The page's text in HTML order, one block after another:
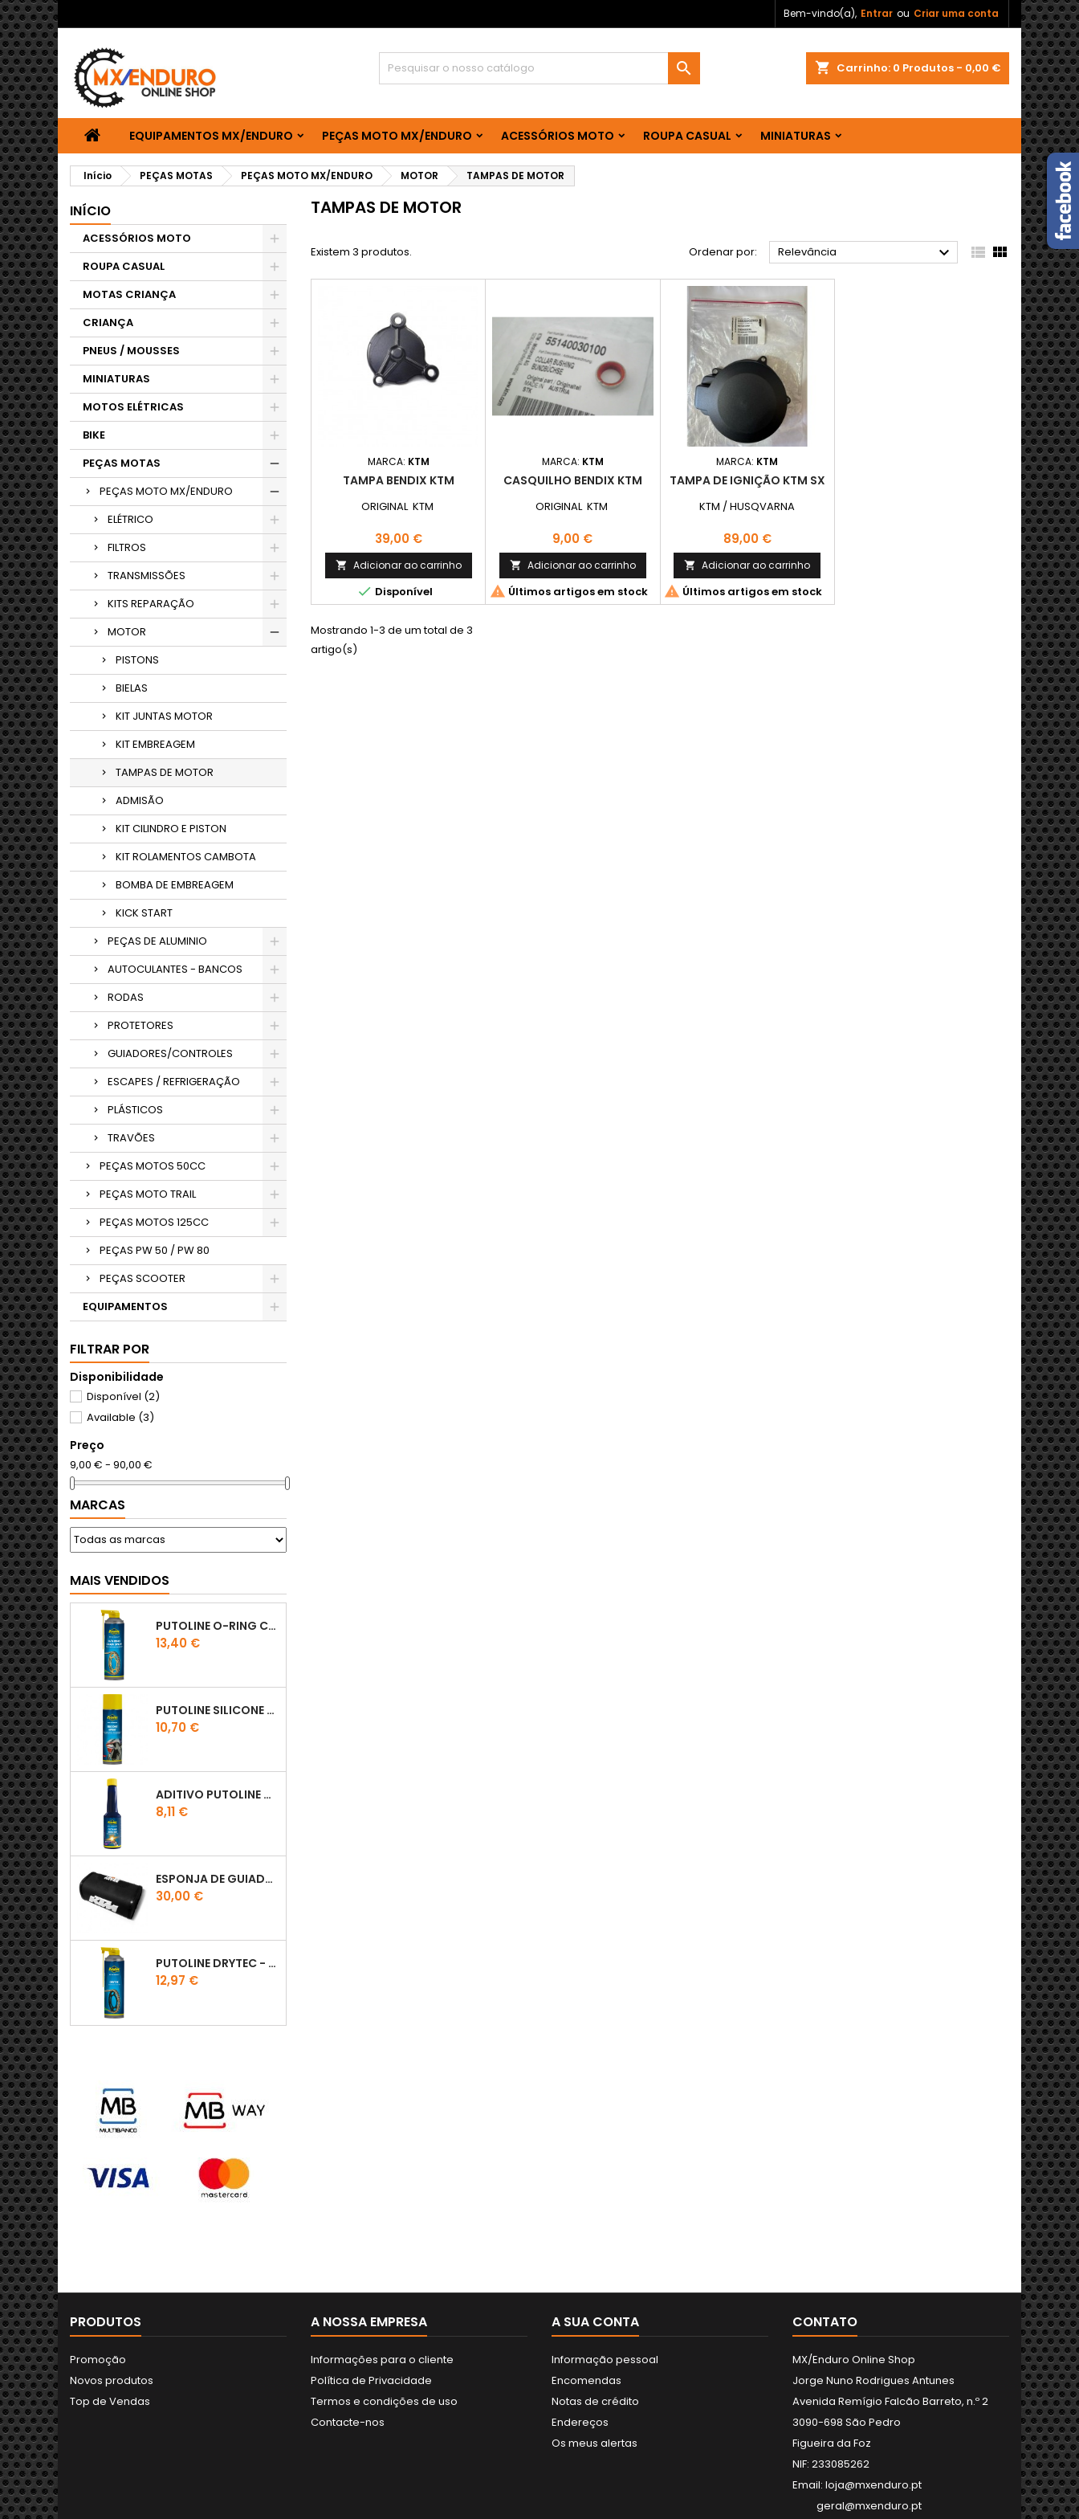
Bem-vindo(a), Entrar ou Criar uma conta
shopping_cart Carrinho: 0 Produtos - 0,00 €

EQUIPAMENTOS MX/ENDURO PEÇAS MOTO MX/ENDURO ACESSÓRIOS MOTO ROUPA CASUAL MINIATURAS
Início PEÇAS MOTAS PEÇAS MOTO MX/ENDURO MOTOR TAMPAS DE MOTOR
INÍCIO
ACESSÓRIOS MOTO
ROUPA CASUAL
MOTAS CRIANÇA
CRIANÇA
PNEUS / MOUSSES
MINIATURAS
MOTOS ELÉTRICAS
BIKE
PEÇAS MOTAS
PEÇAS MOTO MX/ENDURO
ELÉTRICO
FILTROS
TRANSMISSÕES
KITS REPARAÇÃO
MOTOR
PISTONS
BIELAS
KIT JUNTAS MOTOR
KIT EMBREAGEM
TAMPAS DE MOTOR
ADMISÃO
KIT CILINDRO E PISTON
KIT ROLAMENTOS CAMBOTA
BOMBA DE EMBREAGEM
KICK START
PEÇAS DE ALUMINIO
AUTOCULANTES - BANCOS
RODAS
PROTETORES
GUIADORES/CONTROLES
ESCAPES / REFRIGERAÇÃO
PLÁSTICOS
TRAVÕES
PEÇAS MOTOS 50CC
PEÇAS MOTO TRAIL
PEÇAS MOTOS 125CC
PEÇAS PW 50 / PW 80
PEÇAS SCOOTER
EQUIPAMENTOS
FILTRAR POR
Disponibilidade
Disponível (2)
Available (3)
Preço
9,00 € - 90,00 €
MARCAS
MAIS VENDIDOS
PUTOLINE O-RING CHAIN LUBE - SPRAY CORRENTE - 0,5 LT
Preço
13,40 €
PUTOLINE SILICONE SPRAY
Preço
10,70 €
ADITIVO PUTOLINE OCTANE BOOSTER 150ML
Preço
8,11 €
ESPONJA DE GUIADOR KTM
Preço
30,00 €
PUTOLINE DRYTEC - SPRAY CORRENTE RACE - 0,5 LT
Preço
12,97 €
TAMPAS DE MOTOR
Existem 3 produtos. Ordenar por: Relevância   
MARCA: KTM
TAMPA BENDIX KTM
ORIGINAL KTM
Preço
39,00 €
 Adicionar ao carrinho
 Disponível
MARCA: KTM
CASQUILHO BENDIX KTM
ORIGINAL KTM
Preço
9,00 €
 Adicionar ao carrinho
 Últimos artigos em stock
MARCA: KTM
TAMPA DE IGNIÇÃO KTM SX
KTM / HUSQVARNA
Preço
89,00 €
 Adicionar ao carrinho
 Últimos artigos em stock
Mostrando 1-3 de um total de 3
artigo(s)
PRODUTOS
Promoção
Novos produtos
Top de Vendas
A NOSSA EMPRESA
Informações para o cliente
Política de Privacidade
Termos e condições de uso
Contacte-nos
A SUA CONTA
Informação pessoal
Encomendas
Notas de crédito
Endereços
Os meus alertas
CONTATO
MX/Enduro Online Shop
Jorge Nuno Rodrigues Antunes
Avenida Remígio Falcão Barreto, n.º 2
3090-698 São Pedro
Figueira da Foz
NIF: 233085262
Email: loja@mxenduro.pt
geral@mxenduro.pt